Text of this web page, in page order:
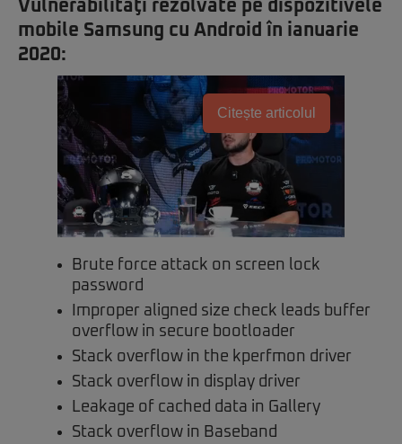
Vulnerabilităţi rezolvate pe dispozitivele
mobile Samsung cu Android în ianuarie
2020:
Citește articolul
Brute force attack on screen lock
password
Improper aligned size check leads buffer
overflow in secure bootloader
Stack overflow in the kperfmon driver
Stack overflow in display driver
Leakage of cached data in Gallery
Stack overflow in Baseband